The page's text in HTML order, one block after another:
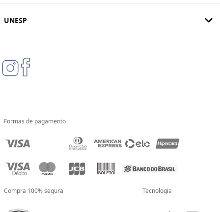
UNESP
Formas de pagamento
Compra 100% segura Tecnologia